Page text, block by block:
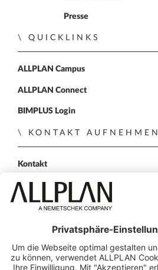
Presse
QUICKLINKS
ALLPLAN Campus
ALLPLAN Connect
BIMPLUS Login
KONTAKT AUFNEHMEN
Kontakt
Vertriebspartner
Persönliche Demo
FOLGEN SIE UNS